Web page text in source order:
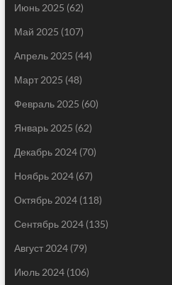
Июнь 2025 (62)
Май 2025 (107)
Апрель 2025 (44)
Март 2025 (48)
Февраль 2025 (60)
Январь 2025 (62)
Декабрь 2024(70)
Ноябрь 2024(67)
Октябрь 2024(118)
Сентябрь 2024(135)
Август 2024(79)
Июль 2024(106)